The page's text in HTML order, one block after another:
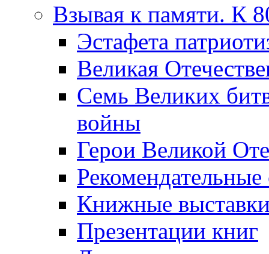
Взывая к памяти. К
Эcтафета
Великая
Семь Великих
войны
Герои Великой
Рекомендательные
Книжные
Презентации книг